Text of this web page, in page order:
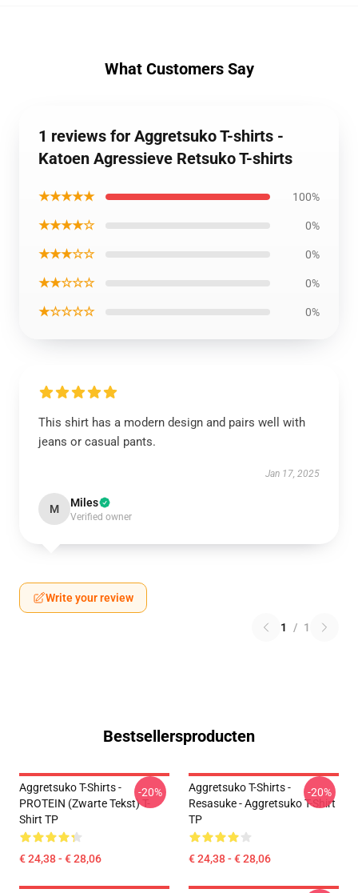
What Customers Say
1 reviews for Aggretsuko T-shirts -
Katoen Agressieve Retsuko T-shirts
★★★★★ 100%
★★★★☆ 0%
★★★☆☆ 0%
★★☆☆☆ 0%
★☆☆☆☆ 0%
This shirt has a modern design and pairs well with
jeans or casual pants.
Jan 17, 2025
M Miles
Verified owner
Write your review
1 / 1
Bestsellersproducten
Aggretsuko T-Shirts -
PROTEIN (zwarte Tekst) T-
Shirt TP
€ 24,38 - € 28,06
-20%
Aggretsuko T-Shirts -
Resasuke - Aggretsuko T-Shirt
TP
€ 24,38 - € 28,06
-20%